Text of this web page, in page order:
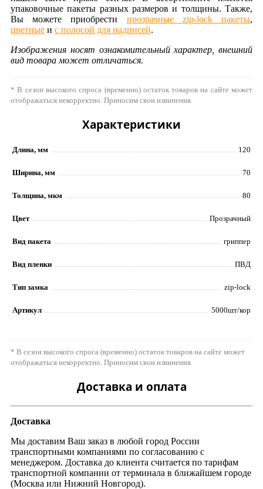
упаковочные пакеты разных размеров и толщины. Также,
Вы можете приобрести прозрачные zip-lock пакеты,
цветные и с полосой для надписей.
Изображения носят ознакомительный характер, внешний
вид товара может отличаться.
* В сезон высокого спроса (временно) остаток товаров на сайте может
отображаться некорректно. Приносим свои извинения.
Характеристики
Длина, мм 120
Ширина, мм 70
Толщина, мкм 80
Цвет Прозрачный
Вид пакета гриппер
Вид пленки ПВД
Тип замка zip-lock
Артикул 5000шт/кор
* В сезон высокого спроса (временно) остаток товаров на сайте может
отображаться некорректно. Приносим свои извинения.
Доставка и оплата
Доставка
Мы доставим Ваш заказ в любой город России
транспортными компаниями по согласованию с
менеджером. Доставка до клиента считается по тарифам
транспортной компании от терминала в ближайшем городе
(Москва или Нижний Новгород).